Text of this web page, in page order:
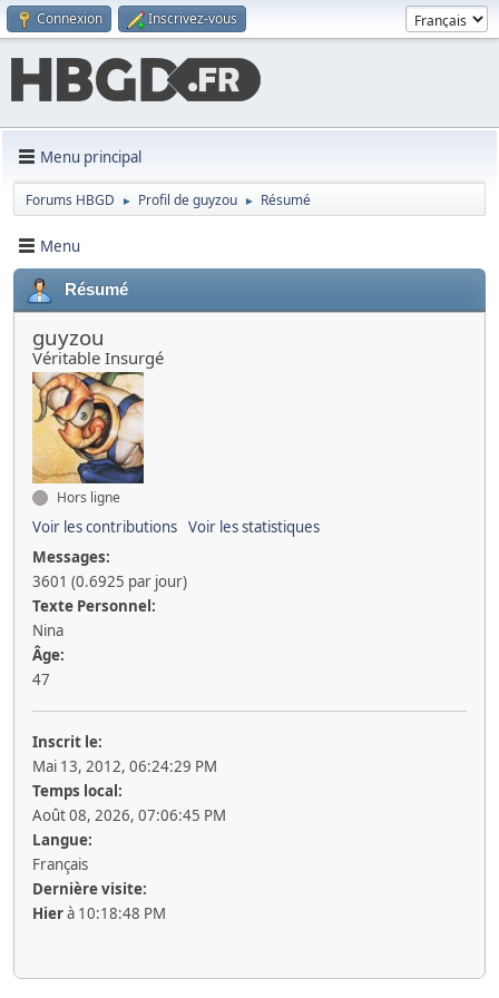
Connexion Inscrivez-vous
Menu principal
Forums HBGD ► Profil de guyzou ► Résumé
Menu
Résumé
guyzou
Véritable Insurgé
Hors ligne
Voir les contributions Voir les statistiques
Messages:
3601 (0.6925 par jour)
Texte Personnel:
Nina
Âge:
47
Inscrit le:
Mai 13, 2012, 06:24:29 PM
Temps local:
Août 08, 2026, 07:06:45 PM
Langue:
Français
Dernière visite:
Hierà 10:18:48 PM